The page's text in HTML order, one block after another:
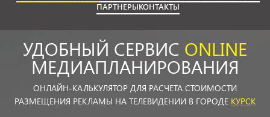
УДОБНЫЙ СЕРВИС ONLINE
МЕДИАПЛАНИРОВАНИЯ
ОНЛАЙН-КАЛЬКУЛЯТОР ДЛЯ РАСЧЕТА СТОИМОСТИ
РАЗМЕЩЕНИЯ РЕКЛАМЫ НА ТЕЛЕВИДЕНИИ В ГОРОДЕ КУРСК
ПАРТНЕРЫКОНТАКТЫ